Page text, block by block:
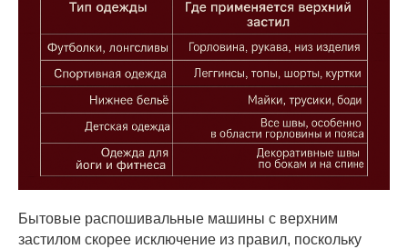
Бытовые распошивальные машины с верхним
застилом скорее исключение из правил, поскольку